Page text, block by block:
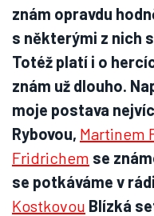
znám opravdu
s některými z nich
Totéž platí i o
znám už dlouho.
moje postava
Rybovou, Martinem
Fridrichem se
se potkáváme v
Kostkovou Blízká